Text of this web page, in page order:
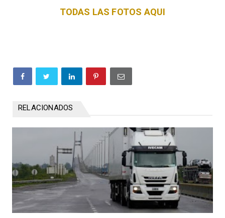
TODAS LAS FOTOS AQUI
RELACIONADOS